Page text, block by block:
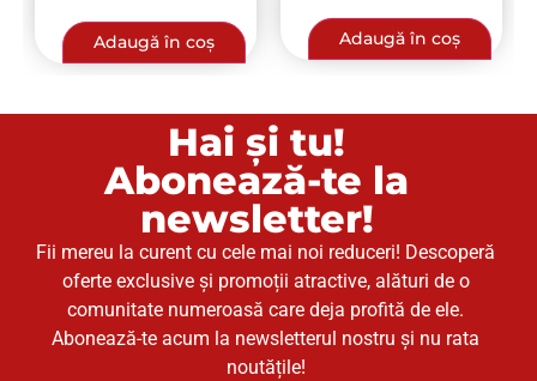
Adaugă în coș Adaugă în coș
Hai și tu!
Abonează-te la
newsletter!
Fii mereu la curent cu cele mai noi reduceri! Descoperă
oferte exclusive și promoții atractive, alături de o
comunitate numeroasă care deja profită de ele.
Abonează-te acum la newsletterul nostru și nu rata
noutățile!